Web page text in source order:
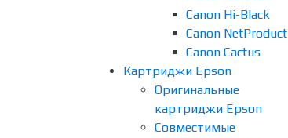
Canon Hi-Black
Canon NetProduct
Canon Cactus
Картриджи Epson
Оригинальные
картриджи Epson
Совместимые